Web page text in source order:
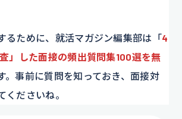
るために、就活マガジン編集部は「4
」した面接の頻出質問集100選を無
。事前に質問を知っておき、面接対
くださいね。